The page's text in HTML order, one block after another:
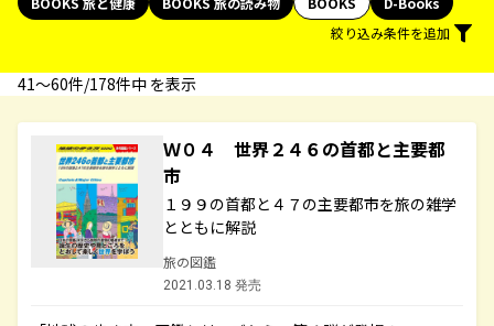
絞り込み条件を追加
41〜60件/178件中 を表示
Ｗ０４ 世界２４６の首都と主要都
市
１９９の首都と４７の主要都市を旅の雑学
とともに解説
旅の図鑑
2021.03.18 発売